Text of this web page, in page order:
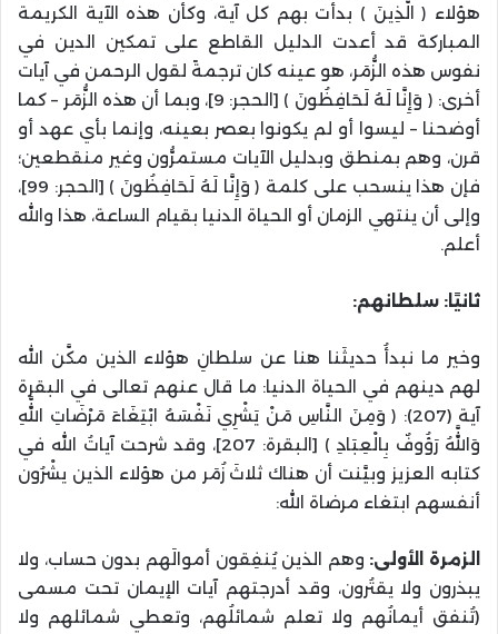
هؤلاء ﴿ الَّذِينَ ﴾ بدأت بهم كل آية، وكأن هذه الآية الكريمة
المباركة قد أعدت الدليل القاطع على تمكين الدين في
نفوس هذه الزُّمَر، هو عينه كان ترجمةً لقول الرحمن في آيات
أخرى: ﴿ وَإِنَّا لَهُ لَحَافِظُونَ ﴾ [الحجر: 9]، وبما أن هذه الزُّمَر – كما
أوضحنا – ليسوا أو لم يكونوا بعصر بعينه، وإنما بأي عهد أو
قرن، وهم بمنطق وبدليل الآيات مستمرُّون وغير منقطعين؛
فإن هذا ينسحب على كلمة ﴿ وَإِنَّا لَهُ لَحَافِظُونَ ﴾ [الحجر: 99]،
وإلى أن ينتهي الزمان أو الحياة الدنيا بقيام الساعة، هذا والله
أعلم.
ثانيًا: سلطانهم:
وخير ما نبدأُ حديثَنا هنا عن سلطانِ هؤلاء الذين مكَّن الله
لهم دينهم في الحياة الدنيا: ما قال عنهم تعالى في البقرة
آية (207): ﴿ وَمِنَ النَّاسِ مَنْ يَشْرِي نَفْسَهُ ابْتِغَاءَ مَرْضَاتِ اللَّهِ
وَاللَّهُ رَؤُوفٌ بِالْعِبَادِ ﴾ [البقرة: 207]، وقد شرحت آياتُ الله في
كتابه العزيز وبيَّنت أن هناك ثلاثَ زُمَر من هؤلاء الذين يشْرُون
أنفسهم ابتغاء مرضاة الله:
الزمرة الأولى: وهم الذين يُنفِقون أموالَهم بدون حساب، ولا
يبذرون ولا يقتُرون، وقد أدرجتهم آيات الإيمان تحت مسمى
(تُنفق أيمانُهم ولا تعلم شمائلُهم، وتعطي شمائلهم ولا